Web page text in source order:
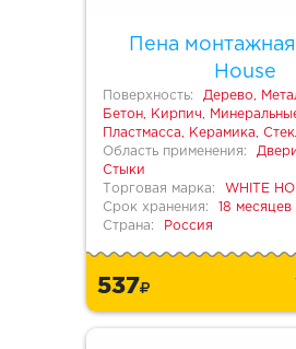
Пена
House
Поверхность:
Дерево,
Бетон, Кирпич,
Пластмасса, Керамика,
Область применения:
Стыки
Торговая марка:
WHITE
Срок хранения:
18 месяцев
Страна:
Россия
537